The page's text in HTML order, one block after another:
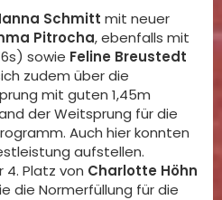
Schmitt mit neuer
Pitrocha, ebenfalls mit
sowie Feline Breustedt
zudem über die
mit guten 1,45m
der Weitsprung für die
Auch hier konnten
aufstellen.
4. Platz von Charlotte Höhn
die Normerfüllung für die